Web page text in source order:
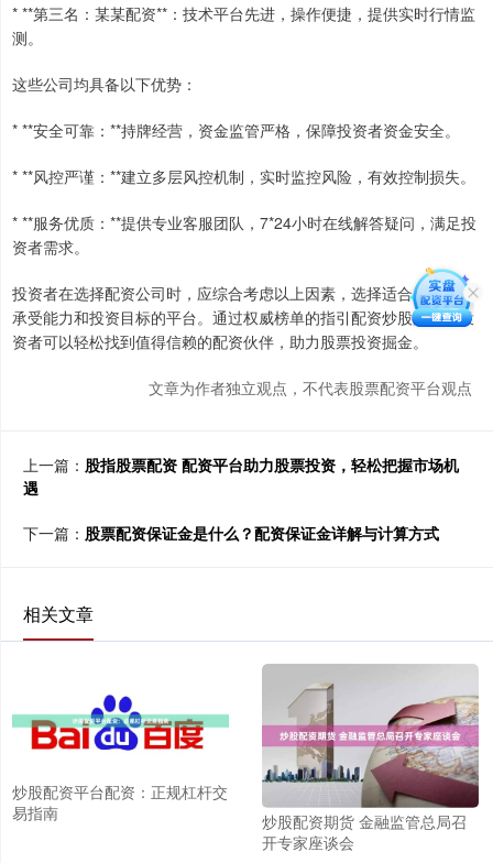
* **第三名：某某配资**：技术平台先进，操作便捷，提供实时行情监
测。
这些公司均具备以下优势：
* **安全可靠：**持牌经营，资金监管严格，保障投资者资金安全。
* **风控严谨：**建立多层风控机制，实时监控风险，有效控制损失。
* **服务优质：**提供专业客服团队，7*24小时在线解答疑问，满足投
资者需求。
投资者在选择配资公司时，应综合考虑以上因素，选择适合自身风险
承受能力和投资目标的平台。通过权威榜单的指引配资炒股炒股，投
资者可以轻松找到值得信赖的配资伙伴，助力股票投资掘金。
文章为作者独立观点，不代表股票配资平台观点
上一篇： 股指股票配资 配资平台助力股票投资，轻松把握市场机
遇
下一篇： 股票配资保证金是什么？配资保证金详解与计算方式
相关文章
炒股配资平台配资：正规杠杆交
易指南
炒股配资期货 金融监管总局召
开专家座谈会